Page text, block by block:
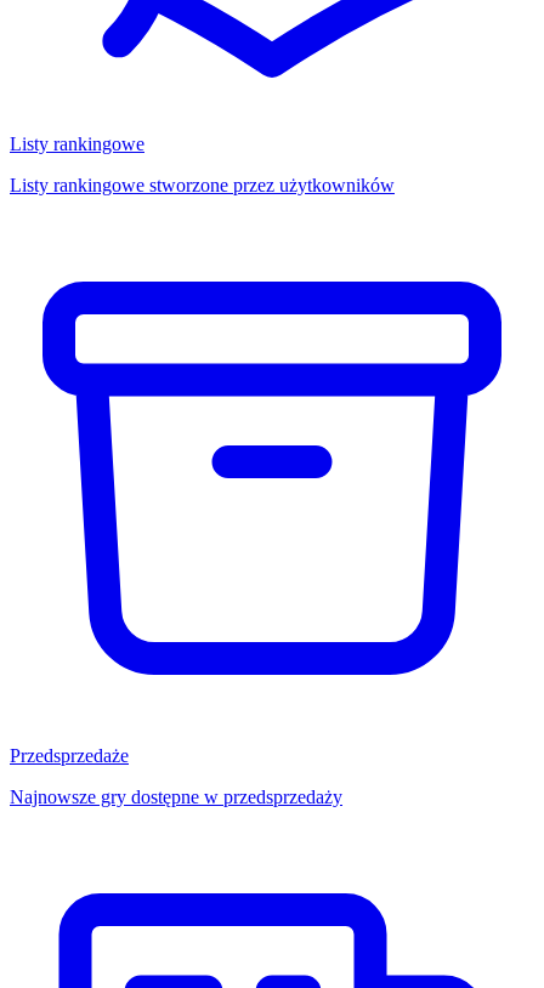
Listy rankingowe
Listy rankingowe stworzone przez użytkowników
Przedsprzedaże
Najnowsze gry dostępne w przedsprzedaży